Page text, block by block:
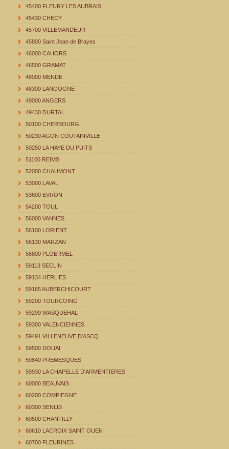
45400 FLEURY LES AUBRAIS
45430 CHECY
45700 VILLEMANDEUR
45800 Saint Jean de Brayes
46000 CAHORS
46500 GRAMAT
48000 MENDE
48300 LANGOGNE
49000 ANGERS
49430 DURTAL
50100 CHERBOURG
50230 AGON COUTAINVILLE
50250 LA HAYE DU PUITS
51100 REIMS
52000 CHAUMONT
53000 LAVAL
53600 EVRON
54200 TOUL
56000 VANNES
56100 LORIENT
56130 MARZAN
56800 PLOERMEL
59113 SECLIN
59134 HERLIES
59165 AUBERCHICOURT
59200 TOURCOING
59290 WASQUEHAL
59300 VALENCIENNES
59491 VILLENEUVE D'ASCQ
59500 DOUAI
59840 PREMESQUES
59930 LA CHAPELLE D'ARMENTIERES
60000 BEAUVAIS
60200 COMPIEGNE
60300 SENLIS
60500 CHANTILLY
60610 LACROIX SAINT OUEN
60700 FLEURINES